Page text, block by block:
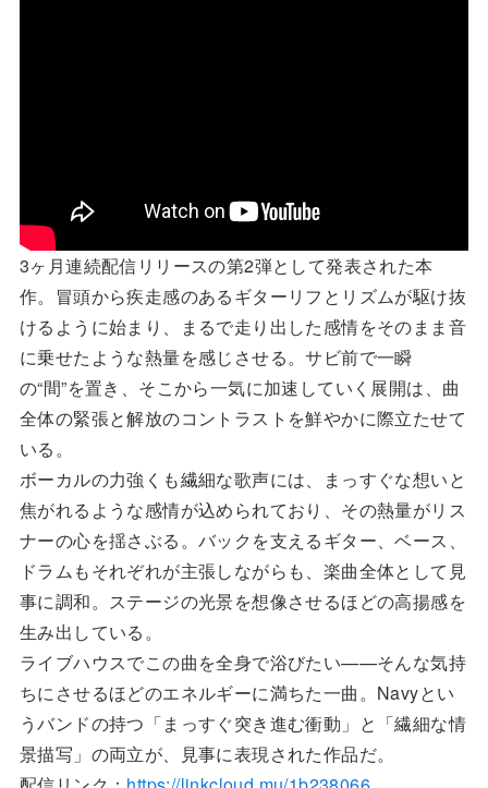
3ヶ月連続配信リリースの第2弾として発表された本
作。冒頭から疾走感のあるギターリフとリズムが駆け抜
けるように始まり、まるで走り出した感情をそのまま音
に乗せたような熱量を感じさせる。サビ前で一瞬
の“間”を置き、そこから一気に加速していく展開は、曲
全体の緊張と解放のコントラストを鮮やかに際立たせて
いる。
ボーカルの力強くも繊細な歌声には、まっすぐな想いと
焦がれるような感情が込められており、その熱量がリス
ナーの心を揺さぶる。バックを支えるギター、ベース、
ドラムもそれぞれが主張しながらも、楽曲全体として見
事に調和。ステージの光景を想像させるほどの高揚感を
生み出している。
ライブハウスでこの曲を全身で浴びたい——そんな気持
ちにさせるほどのエネルギーに満ちた一曲。Navyとい
うバンドの持つ「まっすぐ突き進む衝動」と「繊細な情
景描写」の両立が、見事に表現された作品だ。